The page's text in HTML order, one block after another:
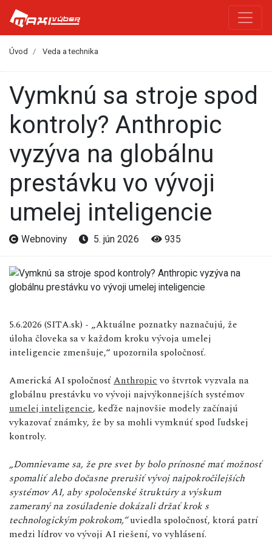
Úvod Veda a technika
Vymknú sa stroje spod
kontroly? Anthropic
vyzýva na globálnu
prestávku vo vývoji
umelej inteligencie
Webnoviny 5. jún 2026 935
5.6.2026 (SITA.sk) - „Aktuálne poznatky naznačujú, že
úloha človeka sa v každom kroku vývoja umelej
inteligencie zmenšuje,“ upozornila spoločnosť.
Americká AI spoločnosťAnthropicvo štvrtok vyzvala na
globálnu prestávku vo vývoji najvýkonnejších systémov
umelej inteligencie, keďže najnovšie modely začínajú
vykazovať známky, že by sa mohli vymknúť spod ľudskej
kontroly.
„Domnievame sa, že pre svet by bolo prínosné mať možnosť
spomaliť alebo dočasne prerušiť vývoj najpokročilejších
systémov AI, aby spoločenské štruktúry a výskum
zameraný na zosúladenie dokázali držať krok s
technologickým pokrokom,“uviedla spoločnosť, ktorá patrí
medzi lídrov vo vývoji AI riešení, vo vyhlásení.